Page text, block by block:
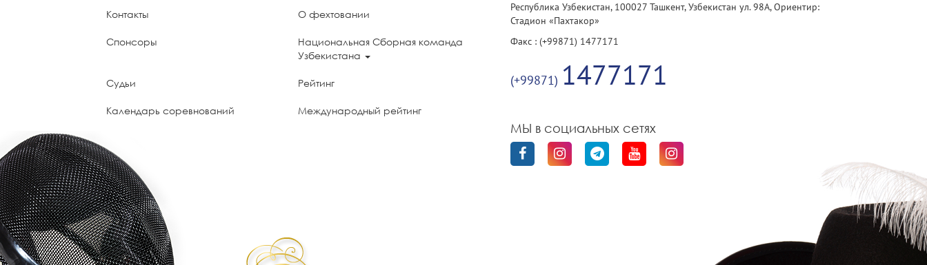
Контакты О фехтовании
Спонсоры
Национальная Сборная команда
Узбекистана
Судьи Рейтинг
Календарь соревнований Международный рейтинг
Республика Узбекистан, 100027 Ташкент, Узбекистан ул. 98А, Ориентир:
Стадион «Пахтакор»
Факс : (+99871) 1477171
(+99871) 1477171
МЫ в социальных сетях